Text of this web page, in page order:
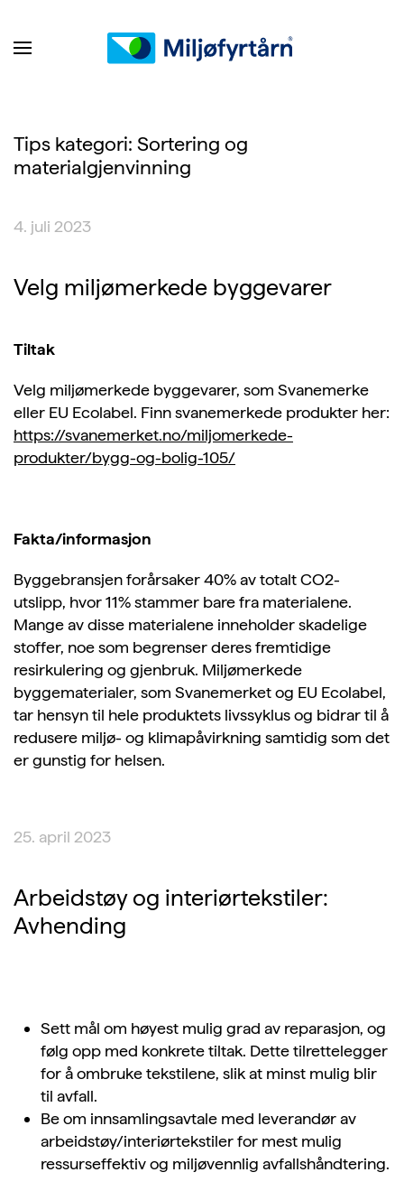
Tips kategori: Sortering og
materialgjenvinning
4. juli 2023
Velg miljømerkede byggevarer
Tiltak
Velg miljømerkede byggevarer, som Svanemerke
eller EU Ecolabel. Finn svanemerkede produkter her:
https://svanemerket.no/miljomerkede-
produkter/bygg-og-bolig-105/
Fakta/informasjon
Byggebransjen forårsaker 40% av totalt CO2-
utslipp, hvor 11% stammer bare fra materialene.
Mange av disse materialene inneholder skadelige
stoffer, noe som begrenser deres fremtidige
resirkulering og gjenbruk. Miljømerkede
byggematerialer, som Svanemerket og EU Ecolabel,
tar hensyn til hele produktets livssyklus og bidrar til å
redusere miljø- og klimapåvirkning samtidig som det
er gunstig for helsen.
25. april 2023
Arbeidstøy og interiørtekstiler:
Avhending
Sett mål om høyest mulig grad av reparasjon, og
følg opp med konkrete tiltak. Dette tilrettelegger
for å ombruke tekstilene, slik at minst mulig blir
til avfall.
Be om innsamlingsavtale med leverandør av
arbeidstøy/interiørtekstiler for mest mulig
ressurseffektiv og miljøvennlig avfallshåndtering.